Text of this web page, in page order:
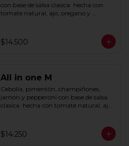
con base de salsa clasica  hecha con
tomate natural, ajo, oregano y
$14.500
All in one M
Cebolla, pimentón, champiñones,
jamon y pepperoni con base de salsa
clasica  hecha con tomate natural, ajo,
$14.250